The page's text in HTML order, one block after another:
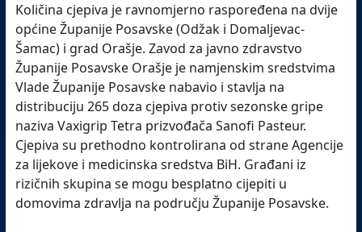
Količina cjepiva je ravnomjerno raspoređena na dvije
općine Županije Posavske (Odžak i Domaljevac-
Šamac) i grad Orašje. Zavod za javno zdravstvo
Županije Posavske Orašje je namjenskim sredstvima
Vlade Županije Posavske nabavio i stavlja na
distribuciju 265 doza cjepiva protiv sezonske gripe
naziva Vaxigrip Tetra prizvođača Sanofi Pasteur.
Cjepiva su prethodno kontrolirana od strane Agencije
za lijekove i medicinska sredstva BiH. Građani iz
rizičnih skupina se mogu besplatno cijepiti u
domovima zdravlja na području Županije Posavske.